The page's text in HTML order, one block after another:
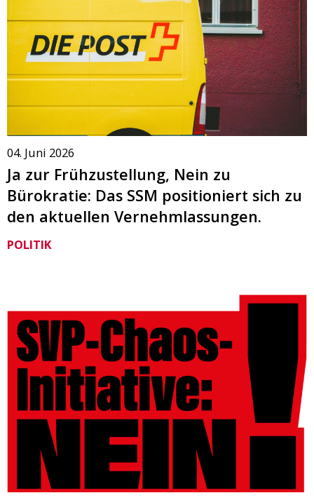
04. Juni 2026
Ja zur Frühzustellung, Nein zu
Bürokratie: Das SSM positioniert sich zu
den aktuellen Vernehmlassungen.
POLITIK